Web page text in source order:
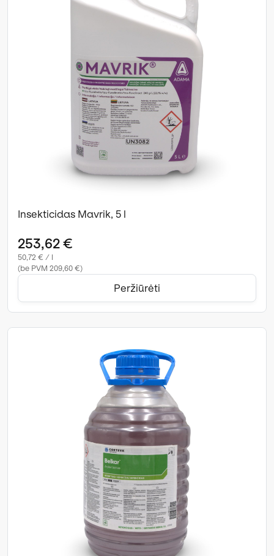
Insekticidas Mavrik, 5 l
253,62 €
50,72 € / l
(be PVM 209,60 €)
Peržiūrėti